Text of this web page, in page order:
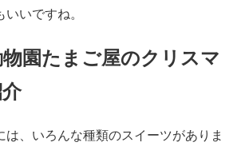
いですね。
園たまご屋のクリスマ
は、いろんな種類のスイーツがありま